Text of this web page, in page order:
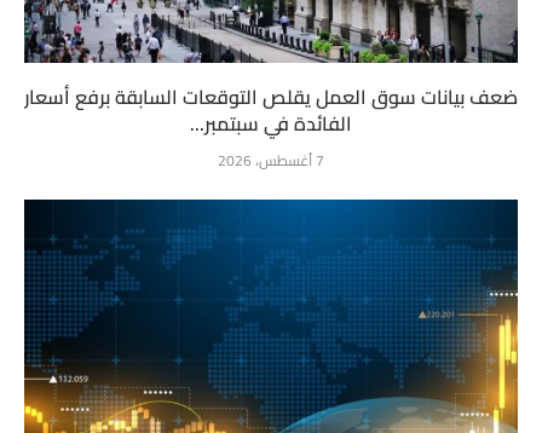
ضعف بيانات سوق العمل يقلص التوقعات السابقة برفع أسعار
الفائدة في سبتمبر...
7 أغسطس، 2026